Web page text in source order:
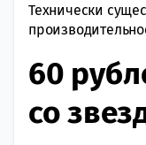
Технически
60
со